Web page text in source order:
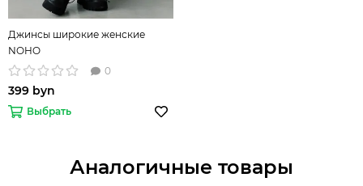
Джинсы широкие женские
NOHO
0
399 byn
Выбрать
Аналогичные товары